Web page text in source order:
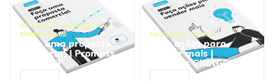
NEGÓCIOS, PROCESSOS
EMPRESARIAIS
Faça uma proposta
comercial | Prompts
ChatGPT
NEGÓCIOS, VENDAS
Faça ações para
vender mais |
Prompts ChatGPT